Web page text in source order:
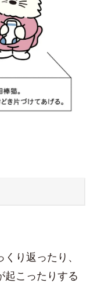
り返ったり、
起こったりする